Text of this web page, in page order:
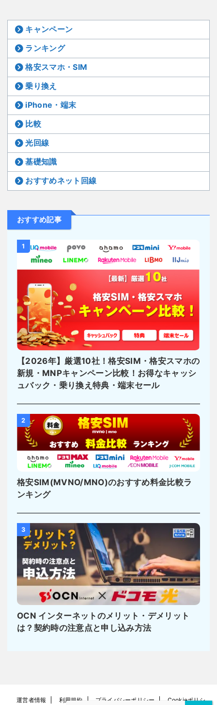
キャンペーン
ランキング
格安スマホ・SIM
乗り換え
iPhone・端末
比較
光回線
基礎知識
おすすめネット回線
おすすめ記事
1
【2026年】厳選10社！格安SIM・格安スマホの
新規・MNPキャンペーン比較！お得なキャッシ
ュバック・乗り換え特典・端末セール
2
格安SIM(MVNO/MNO)のおすすめ料金比較ラ
ンキング
3
OCN インターネットのメリット・デメリット
は？契約時の注意点と申し込み方法
運営者情報 利用規約 プライバシーポリシー Cookieポリシ